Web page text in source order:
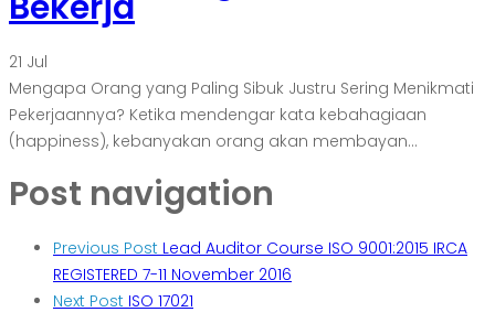
21 Jul
Mengapa Orang yang Paling Sibuk Justru Sering Menikmati
Pekerjaannya? Ketika mendengar kata kebahagiaan
(happiness), kebanyakan orang akan membayan...
Post navigation
Previous Post Lead Auditor Course ISO 9001:2015 IRCA
REGISTERED 7-11 November 2016
Next Post ISO 17021